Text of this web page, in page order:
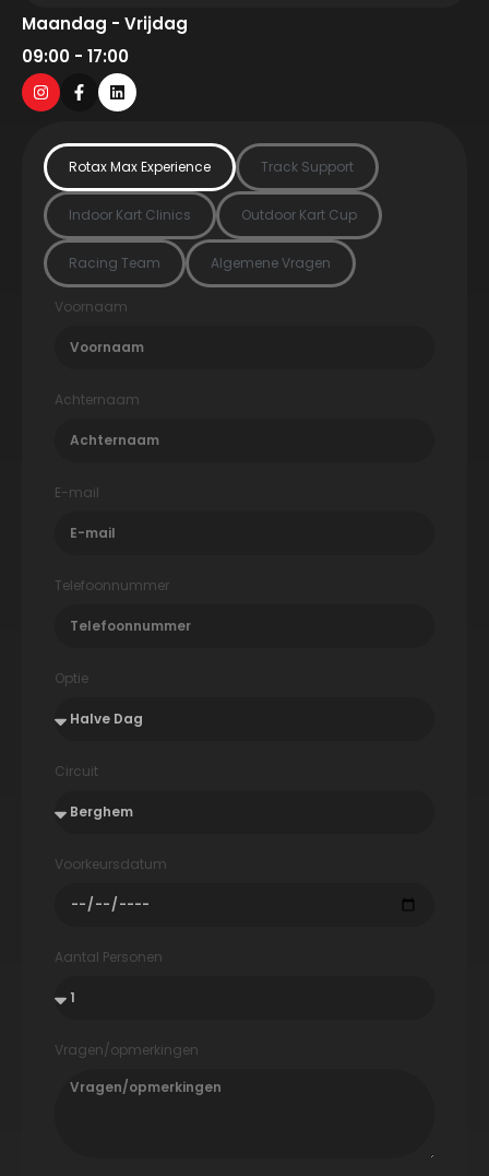
Maandag - Vrijdag
09:00 - 17:00
Rotax Max Experience Track Support
Indoor Kart Clinics Outdoor Kart Cup
Racing Team Algemene Vragen
Voornaam
Achternaam
E-mail
Telefoonnummer
Optie
Circuit
Voorkeursdatum
Aantal Personen
Vragen/opmerkingen